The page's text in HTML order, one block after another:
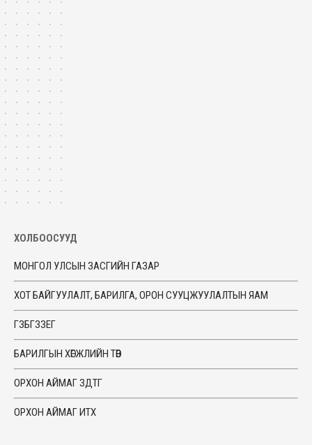
ХОЛБООСУУД
МОНГОЛ УЛСЫН ЗАСГИЙН ГАЗАР
ХОТ БАЙГУУЛАЛТ, БАРИЛГА, ОРОН СУУЦЖУУЛАЛТЫН ЯАМ
ГЗБГЗЗЕГ
БАРИЛГЫН ХӨГЖЛИЙН ТӨВ
ОРХОН АЙМАГ ЗДТГ
ОРХОН АЙМАГ ИТХ